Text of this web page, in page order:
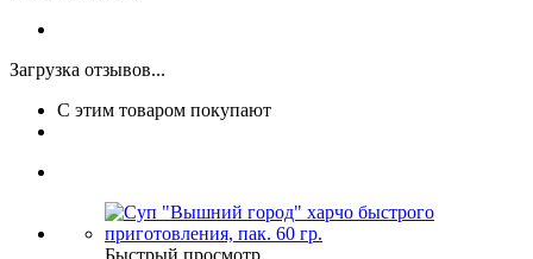
Загрузка отзывов...
С этим товаром покупают
Быстрый просмотр